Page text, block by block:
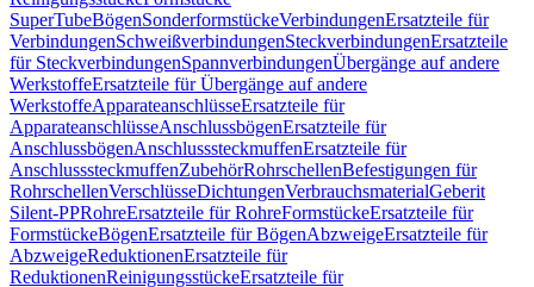
SuperTubeBögenSonderformstückeVerbindungenErsatzteile für
VerbindungenSchweißverbindungenSteckverbindungenErsatzteile
für SteckverbindungenSpannverbindungenÜbergänge auf andere
WerkstoffeErsatzteile für Übergänge auf andere
WerkstoffeApparateanschlüsseErsatzteile für
ApparateanschlüsseAnschlussbögenErsatzteile für
AnschlussbögenAnschlusssteckmuffenErsatzteile für
AnschlusssteckmuffenZubehörRohrschellenBefestigungen für
RohrschellenVerschlüsseDichtungenVerbrauchsmaterialGeberit
Silent-PPRohreErsatzteile für RohreFormstückeErsatzteile für
FormstückeBögenErsatzteile für BögenAbzweigeErsatzteile für
AbzweigeReduktionenErsatzteile für
ReduktionenReinigungsstückeErsatzteile für